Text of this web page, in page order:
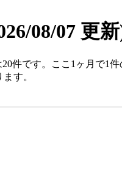
08/07 更
件です。ここ1ヶ月で1
す。